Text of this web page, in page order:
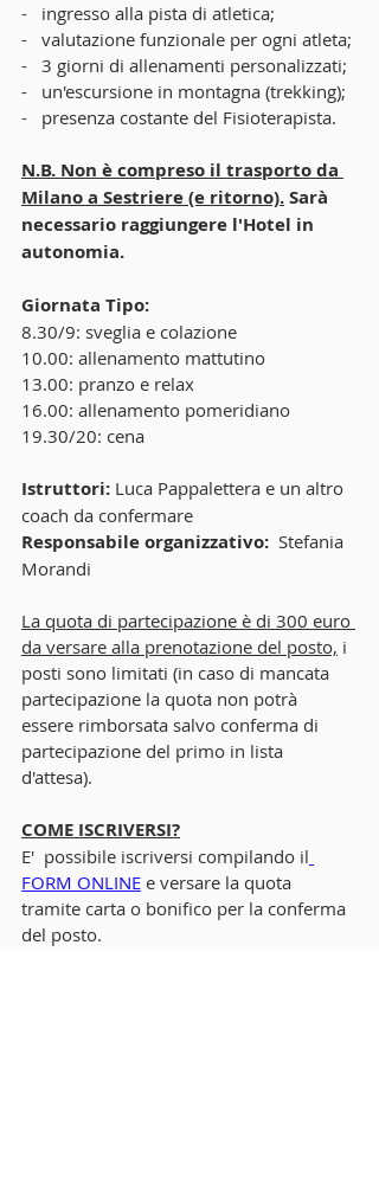
-   ingresso alla pista di atletica;
-   valutazione funzionale per ogni atleta;
-   3 giorni di allenamenti personalizzati;
-   un'escursione in montagna (trekking);
-   presenza costante del Fisioterapista.
N.B. Non è compreso il trasporto da
Milano a Sestriere (e ritorno). Sarà
necessario raggiungere l'Hotel in
autonomia.
Giornata Tipo:
8.30/9: sveglia e colazione
10.00: allenamento mattutino
13.00: pranzo e relax
16.00: allenamento pomeridiano
19.30/20: cena
Istruttori: Luca Pappalettera e un altro
coach da confermare
Responsabile organizzativo:
  Stefania
Morandi
La quota di partecipazione è di 300 euro
da versare alla prenotazione del posto, i
posti sono limitati (in caso di mancata
partecipazione la quota non potrà
essere rimborsata salvo conferma di
partecipazione del primo in lista
d'attesa).
COME ISCRIVERSI?
E'  possibile iscriversi compilando il
FORM ONLINE e versare la quota
tramite carta o bonifico per la conferma
del posto.